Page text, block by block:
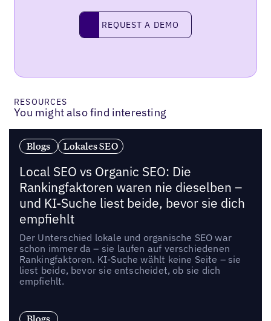
Request a demo
REQUEST A DEMO
RESOURCES
You might also find interesting
Blogs Lokales SEO
Local SEO vs Organic SEO: Die
Rankingfaktoren waren nie dieselben –
und KI-Suche liest beide, bevor sie dich
empfiehlt
Der Unterschied lokale und organische SEO war
schon immer da – sie laufen auf verschiedenen
Rankingfaktoren. KI-Suche wählt keine Seite – sie
liest beide, bevor sie entscheidet, ob sie dich
empfiehlt.
Blogs